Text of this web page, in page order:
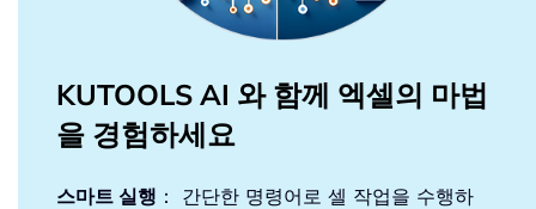
KUTOOLS AI 와 함께 엑셀의 마법
을 경험하세요
스마트 실행 ： 간단한 명령어로 셀 작업을 수행하